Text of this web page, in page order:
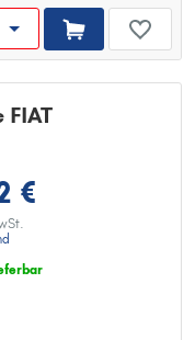
€